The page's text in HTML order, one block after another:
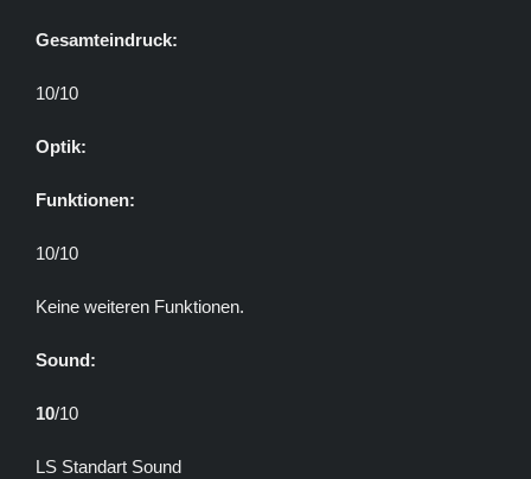
Gesamteindruck:
10/10
Optik:
Funktionen:
10/10
Keine weiteren Funktionen.
Sound:
10/10
LS Standart Sound